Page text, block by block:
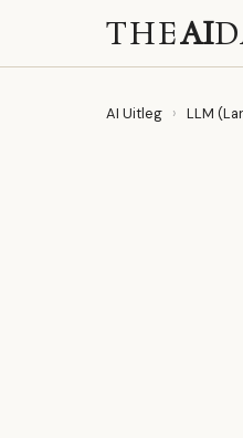
THEAI
AI Uitleg › LLM